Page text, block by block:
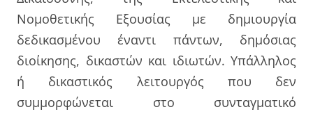
Νομοθετικής Εξουσίας με δημιουργία
δεδικασμένου έναντι πάντων, δημόσιας
διοίκησης, δικαστών και ιδιωτών. Υπάλληλος
ή δικαστικός λειτουργός που δεν
συμμορφώνεται στο συνταγματικό